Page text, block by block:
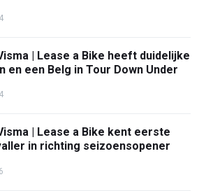
| Lease a Bike heeft duidelijke
en een Belg in Tour Down Under
| Lease a Bike kent eerste
in richting seizoensopener